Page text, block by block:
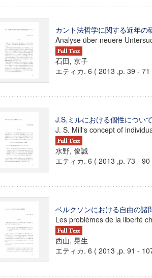
カント法哲学に関する近年の
Analyse über neuere
石田, 京子
エティカ. 6 ( 2013 ,p. 39 - 71
J.S.ミルにおける個性について
J. S. Mill's concept of
水野, 俊誠
エティカ. 6 ( 2013 ,p. 73 - 90
ベルクソンにおける自由の諸
Les problèmes de la liberté
西山, 晃生
エティカ. 6 ( 2013 ,p. 91 -